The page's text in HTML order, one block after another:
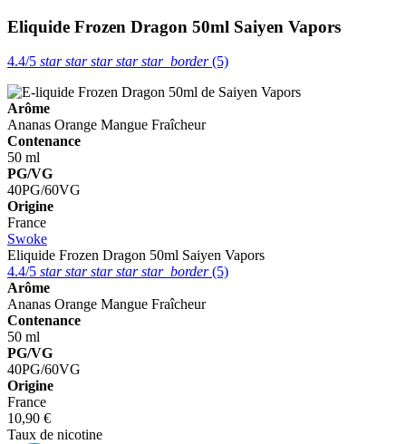
Eliquide Frozen Dragon 50ml Saiyen Vapors
4.4/5 starstarstarstarstar_border(5)
Arôme
Ananas Orange Mangue Fraîcheur
Contenance
50 ml
PG/VG
40PG/60VG
Origine
France
Swoke
Eliquide Frozen Dragon 50ml Saiyen Vapors
4.4/5 starstarstarstarstar_border(5)
Arôme
Ananas Orange Mangue Fraîcheur
Contenance
50 ml
PG/VG
40PG/60VG
Origine
France
10,90 €
Taux de nicotine